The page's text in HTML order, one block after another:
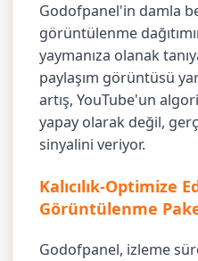
Godofpanel'in damla
görüntülenme
yaymanıza olanak
paylaşım görüntüsü
artış, YouTube'un
yapay olarak değil,
sinyalini veriyor.
Kalıcılık-Optimize
Görüntülenme
Godofpanel, izleme